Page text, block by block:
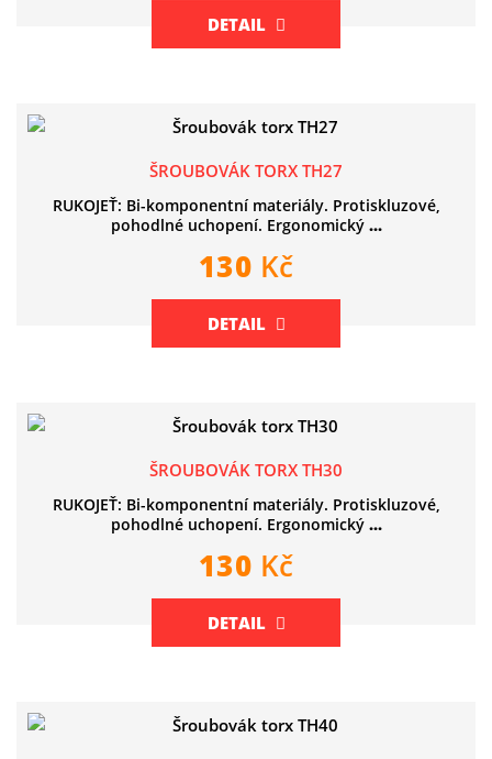
DETAIL
ŠROUBOVÁK TORX TH27
RUKOJEŤ: Bi-komponentní materiály. Protiskluzové,
pohodlné uchopení. Ergonomický ...
130 Kč
DETAIL
ŠROUBOVÁK TORX TH30
RUKOJEŤ: Bi-komponentní materiály. Protiskluzové,
pohodlné uchopení. Ergonomický ...
130 Kč
DETAIL